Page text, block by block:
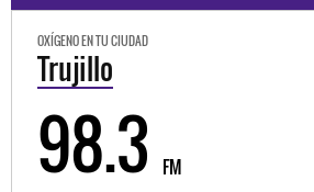
OXÍGENO EN TU CIUDAD
Trujillo
98.3 FM